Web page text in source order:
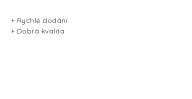
+ Rychlé dodání
+ Dobrá kvalita